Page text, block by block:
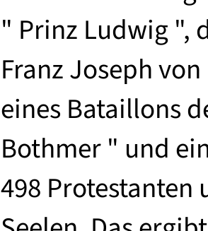
" Prinz Ludwig ",
Franz Joseph
eines Bataillons
Bothmer " und
498 Protestanten